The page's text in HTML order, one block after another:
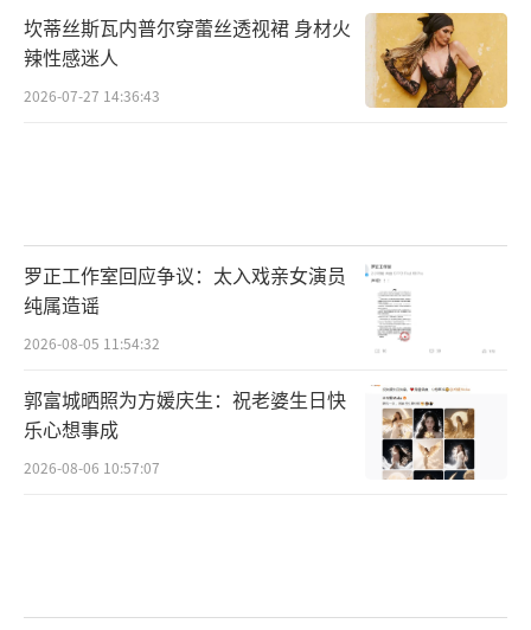
坎蒂丝斯瓦内普尔穿蕾丝透视裙 身材火
辣性感迷人
2026-07-27 14:36:43
罗正工作室回应争议：太入戏亲女演员
纯属造谣
2026-08-05 11:54:32
郭富城晒照为方媛庆生：祝老婆生日快
乐心想事成
2026-08-06 10:57:07